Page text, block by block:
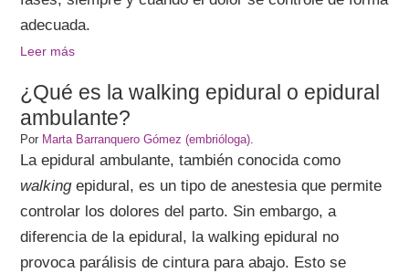
adecuada.
Leer más
¿Qué es la walking epidural o epidural
ambulante?
Por Marta Barranquero Gómez (embrióloga).
La epidural ambulante, también conocida como
walkingepidural, es un tipo de anestesia que permite
controlar los dolores del parto. Sin embargo, a
diferencia de la epidural, la walking epidural no
provoca parálisis de cintura para abajo. Esto se